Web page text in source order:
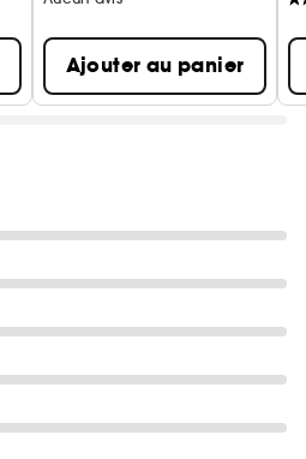
Ajouter au panier